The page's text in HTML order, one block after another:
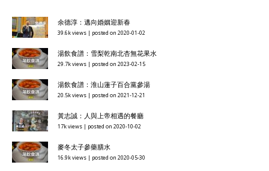
余德淳：邁向婚姻迎新春
39.6k views | posted on 2020-01-02
湯飲食譜：雪梨乾南北杏無花果水
29.7k views | posted on 2023-02-15
湯飲食譜：淮山蓮子百合黨參湯
20.5k views | posted on 2021-12-21
黃志誠：人與上帝相遇的餐廳
17k views | posted on 2020-10-02
麥冬太子參藥膳水
16.9k views | posted on 2020-05-30